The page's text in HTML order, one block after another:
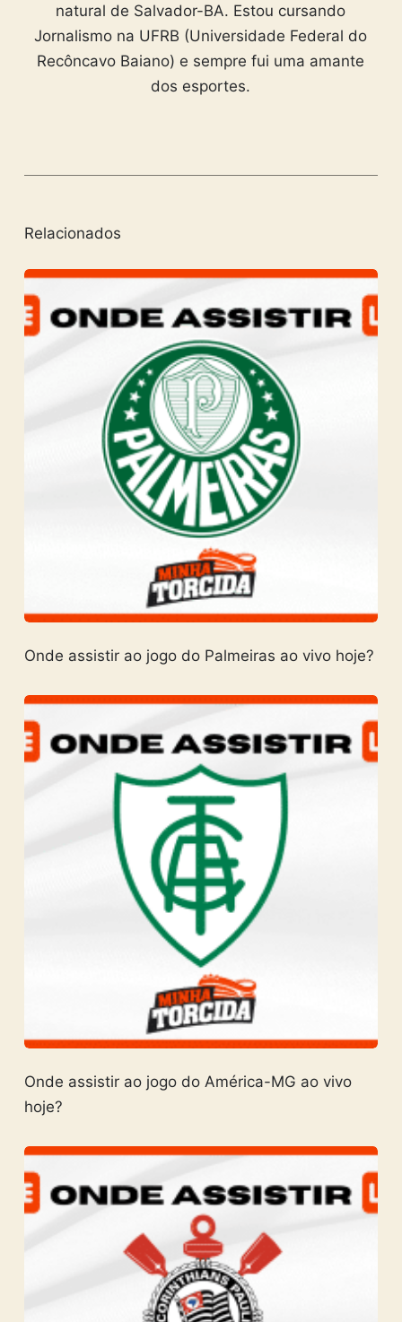
natural de Salvador-BA. Estou cursando
Jornalismo na UFRB (Universidade Federal do
Recôncavo Baiano) e sempre fui uma amante
dos esportes.
Relacionados
Onde assistir ao jogo do Palmeiras ao vivo hoje?
Onde assistir ao jogo do América-MG ao vivo
hoje?